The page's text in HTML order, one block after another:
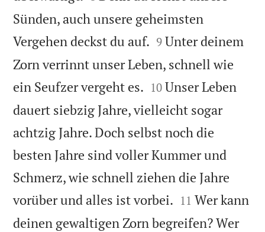
Sünden, auch unsere geheimsten
Vergehen deckst du auf. 

9 Unter deinem
Zorn verrinnt unser Leben, schnell wie
ein Seufzer vergeht es. 

10 Unser Leben
dauert siebzig Jahre, vielleicht sogar
achtzig Jahre. Doch selbst noch die
besten Jahre sind voller Kummer und
Schmerz, wie schnell ziehen die Jahre
vorüber und alles ist vorbei. 

11 Wer kann
deinen gewaltigen Zorn begreifen? Wer